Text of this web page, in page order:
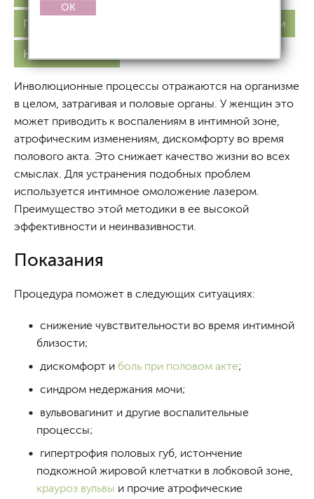
Гиалуроновой кислотой Нитями
На аппарате EVA
Инволюционные процессы отражаются на организме
в целом, затрагивая и половые органы. У женщин это
может приводить к воспалениям в интимной зоне,
атрофическим изменениям, дискомфорту во время
полового акта. Это снижает качество жизни во всех
смыслах. Для устранения подобных проблем
используется интимное омоложение лазером.
Преимущество этой методики в ее высокой
эффективности и неинвазивности.
Показания
Процедура поможет в следующих ситуациях:
снижение чувствительности во время интимной
близости;
дискомфорт и боль при половом акте;
синдром недержания мочи;
вульвовагинит и другие воспалительные
процессы;
гипертрофия половых губ, истончение
подкожной жировой клетчатки в лобковой зоне,
крауроз вульвы и прочие атрофические
OK